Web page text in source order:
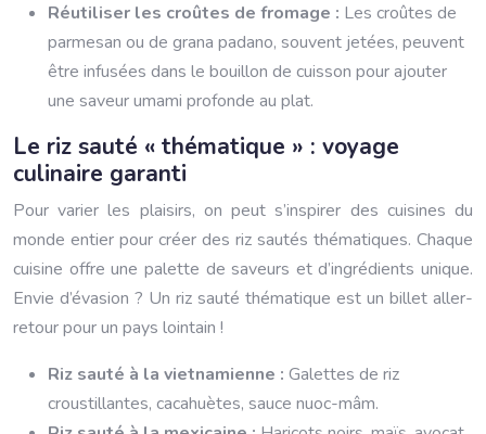
Réutiliser les croûtes de fromage : Les croûtes de
parmesan ou de grana padano, souvent jetées, peuvent
être infusées dans le bouillon de cuisson pour ajouter
une saveur umami profonde au plat.
Le riz sauté « thématique » : voyage
culinaire garanti
Pour varier les plaisirs, on peut s’inspirer des cuisines du
monde entier pour créer des riz sautés thématiques. Chaque
cuisine offre une palette de saveurs et d’ingrédients unique.
Envie d’évasion ? Un riz sauté thématique est un billet aller-
retour pour un pays lointain !
Riz sauté à la vietnamienne : Galettes de riz
croustillantes, cacahuètes, sauce nuoc-mâm.